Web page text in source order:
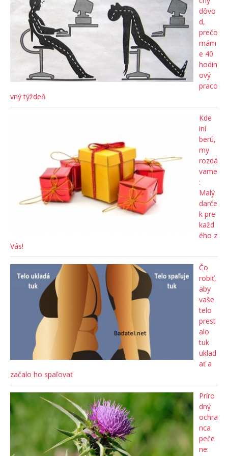
dôvo
d,
prečo
mám
e 40
hodin
ový
praco
vný týždeň
Kde
iní
berú,
my
rozdá
vame
:
Malý
darče
k pre
každ
ého z
Vás!
Čo
robiť,
aby
vaše
telo
prest
alo
tuk
uklad
ať a
začalo ho spaľovať
Príro
dný
ochra
nca
peče
ne: